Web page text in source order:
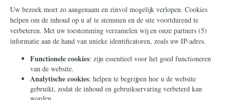
Steun ons
Nieuwsbrief
Eenmalig
Maandelijks
Periodiek
Nalaten
Info
Contact
Ontvang onze
Telegram-berichten